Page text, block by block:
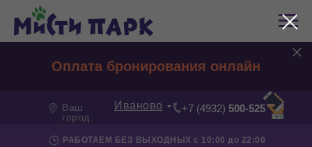
Оплата бронирования онлайн
РАБОТАЕМ БЕЗ ВЫХОДНЫХ с 10:00 до 22:00
Ваш
город:
Иваново +7 (4932) 500-525